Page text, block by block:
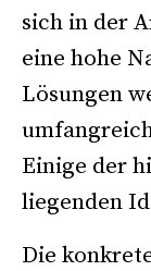
sich in der
eine hohe
Lösungen
Einige der
liegenden
Die